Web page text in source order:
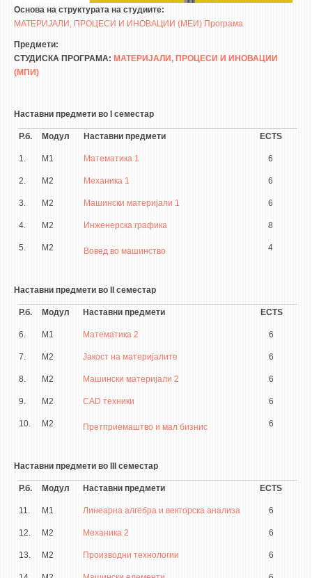
СТУДИИ
I ЦИКЛУС - ДОДИПЛОМСКИ
II ЦИКЛУС - ПОСЛЕДИПЛОМСКИ
ЕКВИВАЛЕНЦИИ ОД СТАРИ СТУДИСКИ ПРОГРАМИ
ОГЛАСНА ТАБЛА
ДА ВИНЧИ МАГАЗИН
СТИПЕНДИИ/ПРАКСИ
СТИПЕНДИИ
ПРАКСИ
Основа на структурата на студиите:
МАТЕРИЈАЛИ, ПРОЦЕСИ И ИНОВАЦИИ (МЕИ) Програма
Предмети:
СТУДИСКА ПРОГРАМА: МАТЕРИЈАЛИ, ПРОЦЕСИ И ИНОВАЦИИ
(МПИ)
Наставни предмети во I семестар
Р.б. Модул Наставни предмети ECTS
1. М1 Математика 1 6
2. М2 Механика 1 6
3. М2 Машински материјали 1 6
4. М2 Инженерска графика 8
5. М2 Вовед во машинство 4
Наставни предмети во II семестар
Р.б. Модул Наставни предмети ECTS
6. М1 Математика 2 6
7. М2 Јакост на материјалите 6
8. М2 Машински материјали 2 6
9. М2 CAD техники 6
10. М2 Претприемаштво и мал бизнис 6
Наставни предмети во III семестар
Р.б. Модул Наставни предмети ECTS
11. М1 Линеарна алгебра и векторска анализа 6
12. М2 Механика 2 6
13. М2 Производни технологии 6